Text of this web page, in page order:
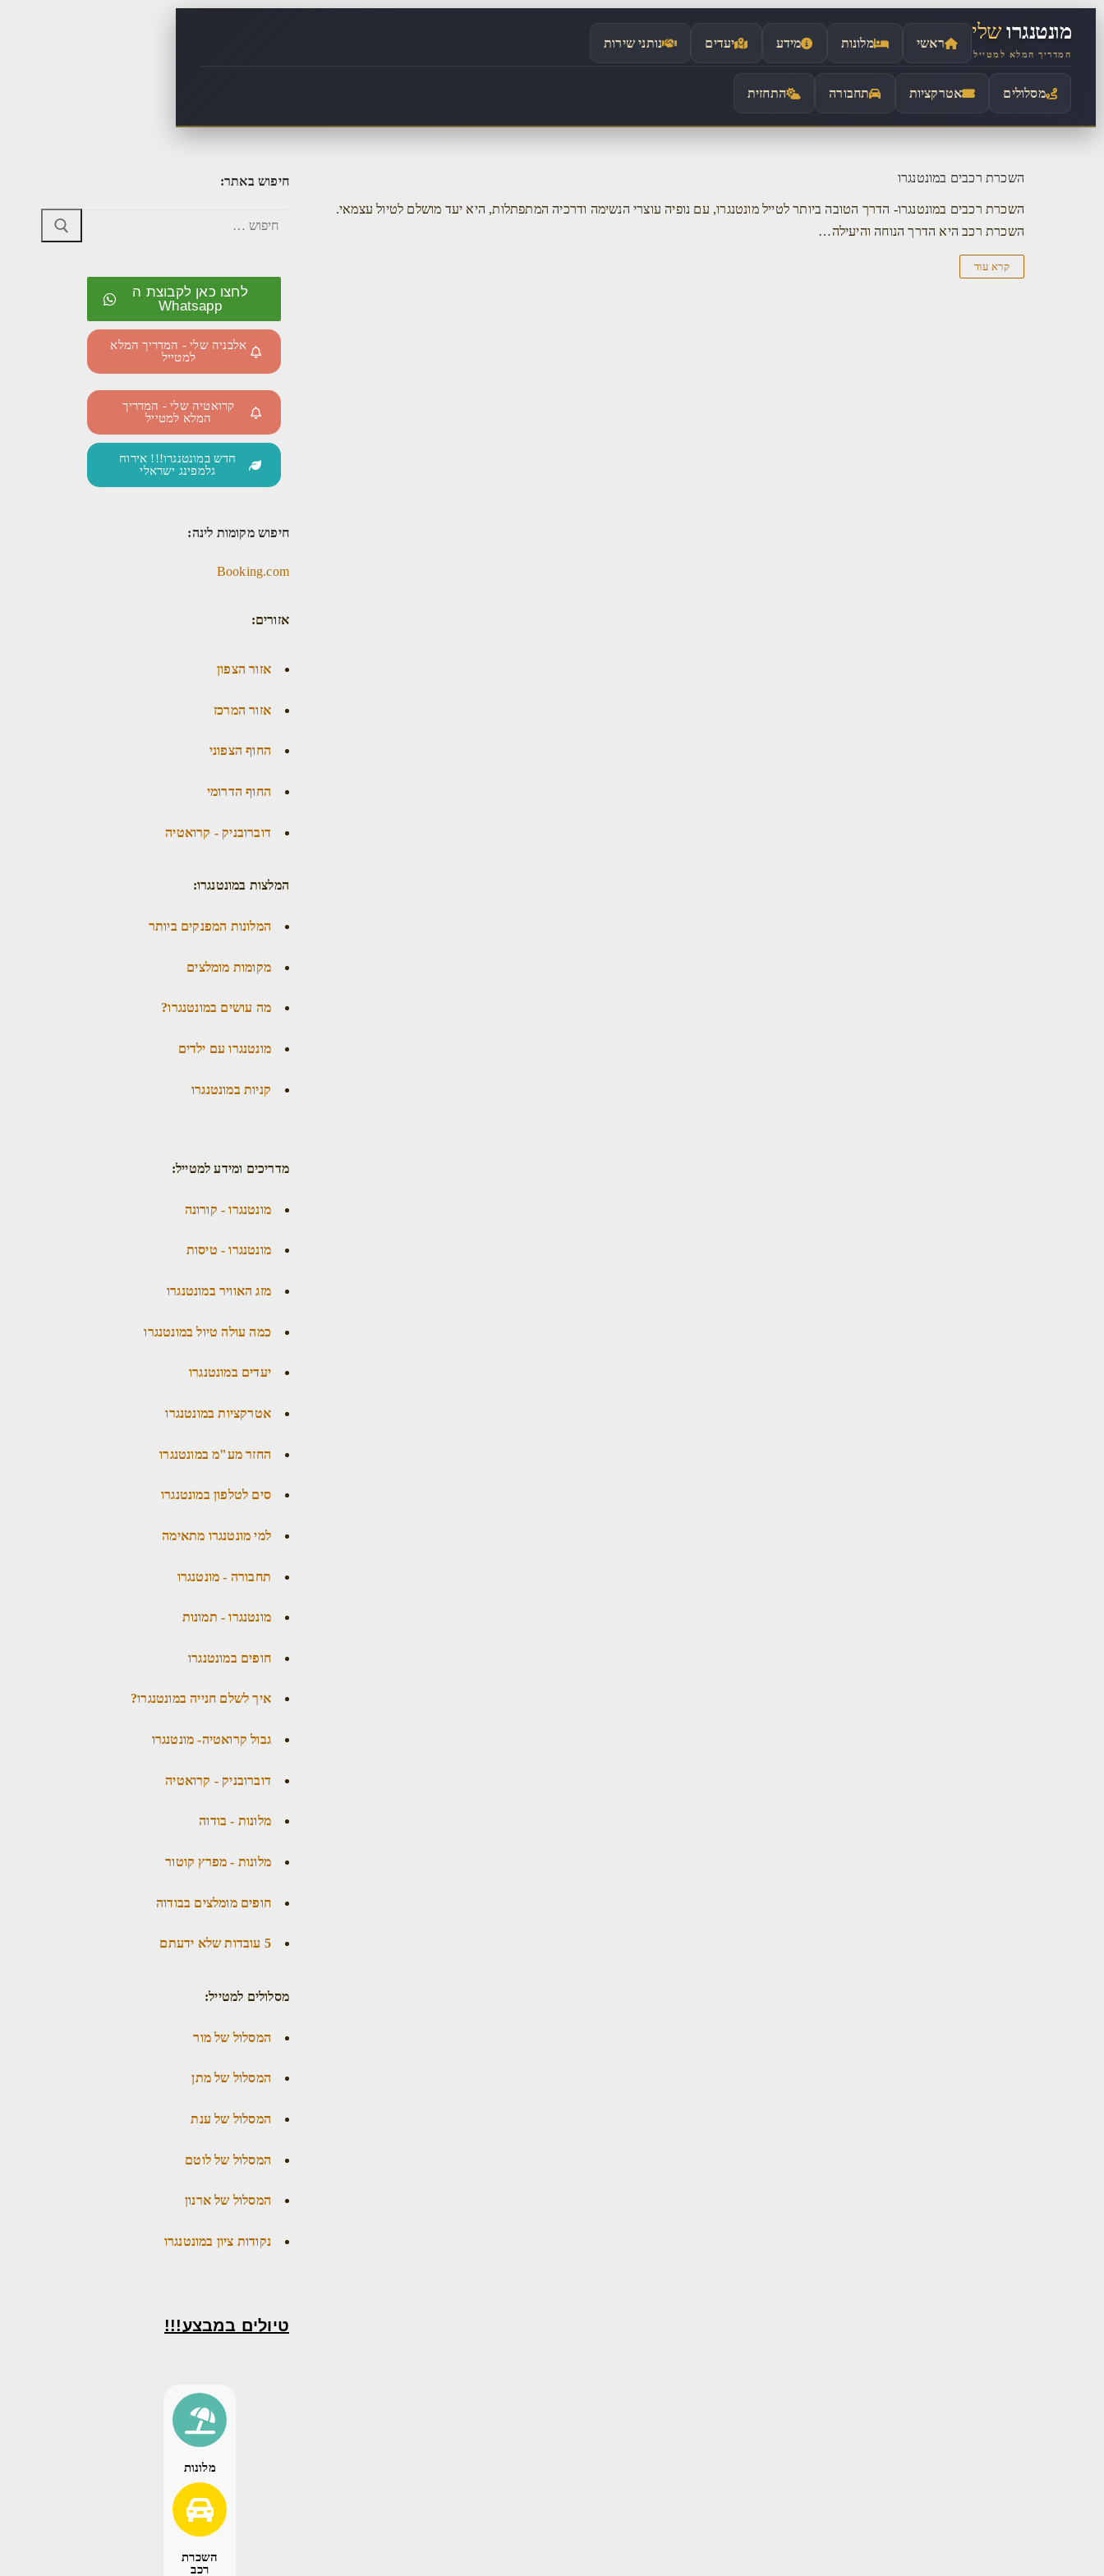
לתוכן
מונטנגרושלי
המדריך המלא למטייל
ראשי מלונות מידע יעדים נותני שירות
מסלולים אטרקציות תחבורה התחזית
השכרת רכבים במונטנגרו
השכרת רכבים במונטנגרו- הדרך הטובה ביותר לטייל מונטנגרו, עם נופיה עוצרי הנשימה ודרכיה המתפתלות, היא יעד מושלם לטיול עצמאי.
השכרת רכב היא הדרך הנוחה והיעילה…
קרא עוד
חיפוש באתר:
לחצו כאן לקבוצת ה
Whatsapp
אלבניה שלי - המדריך המלא
למטייל
קרואטיה שלי - המדריך
המלא למטייל
חדש במונטנגרו!!! אירוח
גלמפינג ישראלי
חיפוש מקומות לינה:
Booking.com
אזורים:
אזור הצפון
אזור המרכז
החוף הצפוני
החוף הדרומי
דוברובניק - קרואטיה
המלצות במונטנגרו:
המלונות המפנקים ביותר
מקומות מומלצים
מה עושים במונטנגרו?
מונטנגרו עם ילדים
קניות במונטנגרו
מדריכים ומידע למטייל:
מונטנגרו - קורונה
מונטנגרו - טיסות
מזג האוויר במונטנגרו
כמה עולה טיול במונטנגרו
יעדים במונטנגרו
אטרקציות במונטנגרו
החזר מע"מ במונטנגרו
סים לטלפון במונטנגרו
למי מונטנגרו מתאימה
תחבורה - מונטנגרו
מונטנגרו - תמונות
חופים במונטנגרו
איך לשלם חנייה במונטנגרו?
גבול קרואטיה- מונטנגרו
דוברובניק - קרואטיה
מלונות - בודוה
מלונות - מפרץ קוטור
חופים מומלצים בבודוה
5 עובדות שלא ידעתם
מסלולים למטייל:
המסלול של מור
המסלול של מתן
המסלול של ענת
המסלול של לוטם
המסלול של ארנון
נקודות ציון במונטנגרו
טיולים במבצע!!!
מלונות
השכרת
רכב